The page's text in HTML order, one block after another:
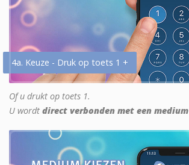
4a. Keuze - Druk op toets 1 +
Of u drukt op toets 1.
U wordt direct verbonden met een medium